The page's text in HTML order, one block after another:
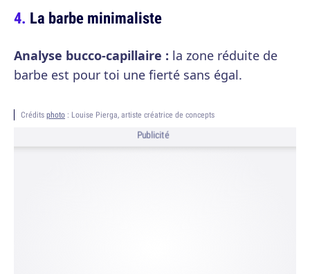
La barbe minimaliste
Analyse bucco-capillaire : la zone réduite de
barbe est pour toi une fierté sans égal.
Crédits photo : Louise Pierga, artiste créatrice de concepts
Publicité